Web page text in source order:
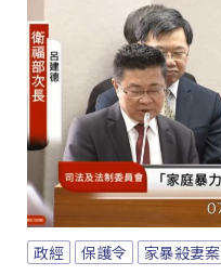
政經 保護令 家暴殺妻案